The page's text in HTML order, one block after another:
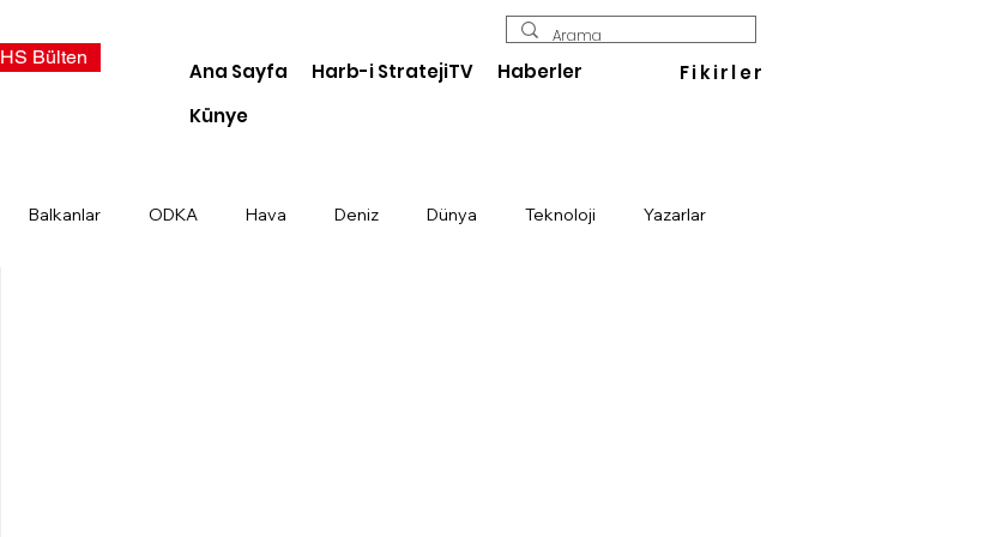
HS Bülten
Ana Sayfa Harb-i StratejiTV
Haberler
Künye
Fikirler
Balkanlar ODKA Hava Deniz Dünya Teknoloji Yazarlar